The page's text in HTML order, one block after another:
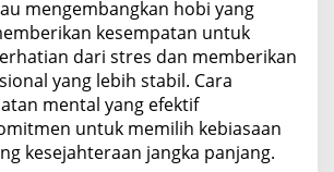
mengembangkan hobi yang
kesempatan untuk
dari stres dan memberikan
yang lebih stabil. Cara
mental yang efektif
untuk memilih kebiasaan
kesejahteraan jangka panjang.